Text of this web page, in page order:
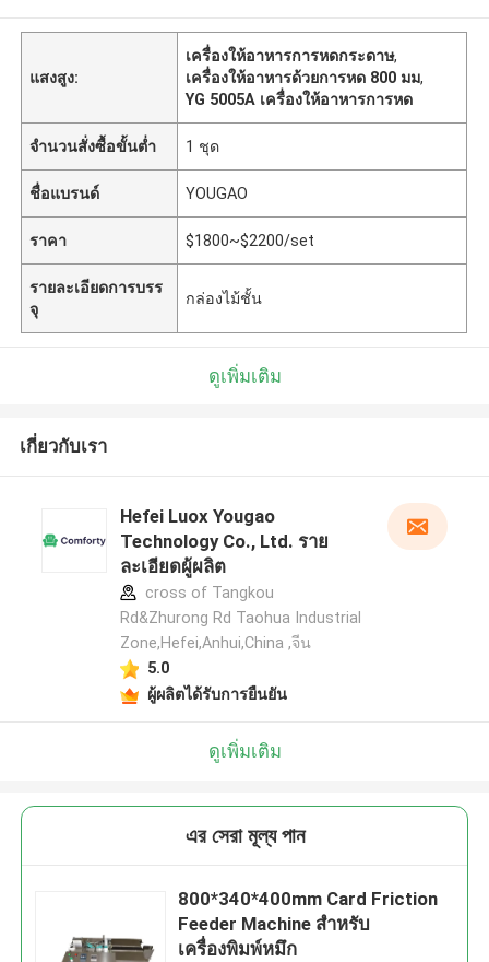
แสงสูง:
เครื่องให้อาหารการหดกระดาษ,
เครื่องให้อาหารด้วยการหด 800 มม,
YG 5005A เครื่องให้อาหารการหด
จำนวนสั่งซื้อขั้นต่ำ 1 ชุด
ชื่อแบรนด์ YOUGAO
ราคา $1800~$2200/set
รายละเอียดการบรร
จุ
กล่องไม้ชั้น
ดูเพิ่มเติม
เกี่ยวกับเรา
Hefei Luox Yougao
Technology Co., Ltd. ราย
ละเอียดผู้ผลิต
cross of Tangkou
Rd&Zhurong Rd Taohua Industrial
Zone,Hefei,Anhui,China ,จีน
5.0
ผู้ผลิตได้รับการยืนยัน
ดูเพิ่มเติม
এর সেরা মূল্য পান
800*340*400mm Card Friction
Feeder Machine สําหรับ
เครื่องพิมพ์หมึก